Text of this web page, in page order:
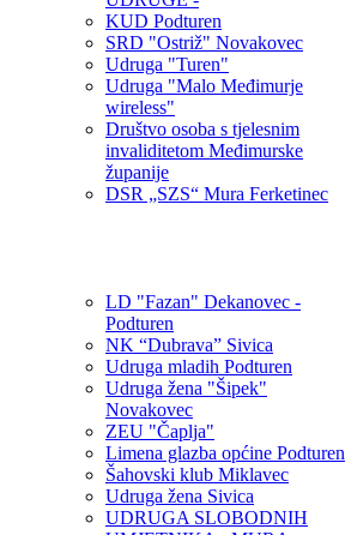
KUD Podturen
SRD "Ostriž" Novakovec
Udruga "Turen"
Udruga "Malo Međimurje
wireless"
Društvo osoba s tjelesnim
invaliditetom Međimurske
županije
DSR „SZS“ Mura Ferketinec
LD "Fazan" Dekanovec -
Podturen
NK “Dubrava” Sivica
Udruga mladih Podturen
Udruga žena "Šipek"
Novakovec
ZEU "Čaplja"
Limena glazba općine Podturen
Šahovski klub Miklavec
Udruga žena Sivica
UDRUGA SLOBODNIH